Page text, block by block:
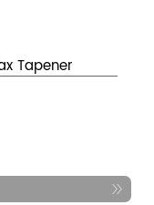
Tapener